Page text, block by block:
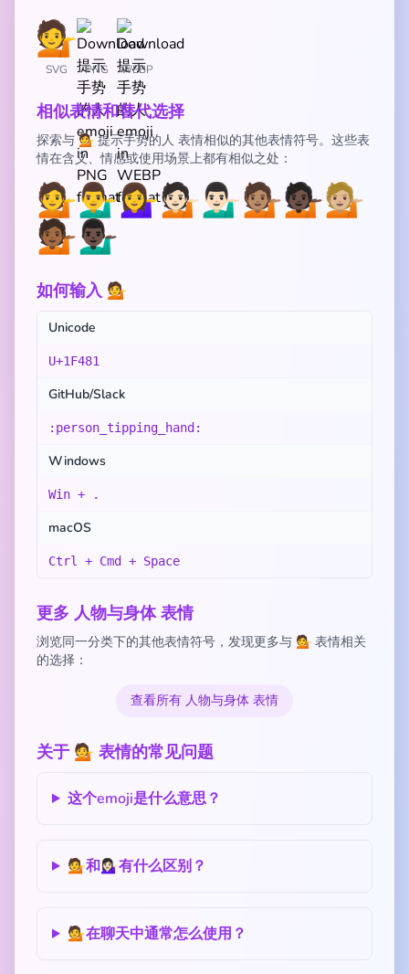
SVG PNG WEBP
相似表情和替代选择
探索与 💁 提示手势的人 表情相似的其他表情符号。这些表
情在含义、情感或使用场景上都有相似之处：
💁💁‍♂️💁‍♀️💁🏻💁🏻‍♂️💁🏽💁🏿💁🏼
💁🏾💁🏿‍♂️
如何输入 💁
Unicode
U+1F481
GitHub/Slack
:person_tipping_hand:
Windows
Win + .
macOS
Ctrl + Cmd + Space
更多 人物与身体 表情
浏览同一分类下的其他表情符号，发现更多与 💁 表情相关
的选择：
查看所有 人物与身体 表情
关于 💁 表情的常见问题
这个emoji是什么意思？
💁和💁🏻‍♀️有什么区别？
💁在聊天中通常怎么使用？